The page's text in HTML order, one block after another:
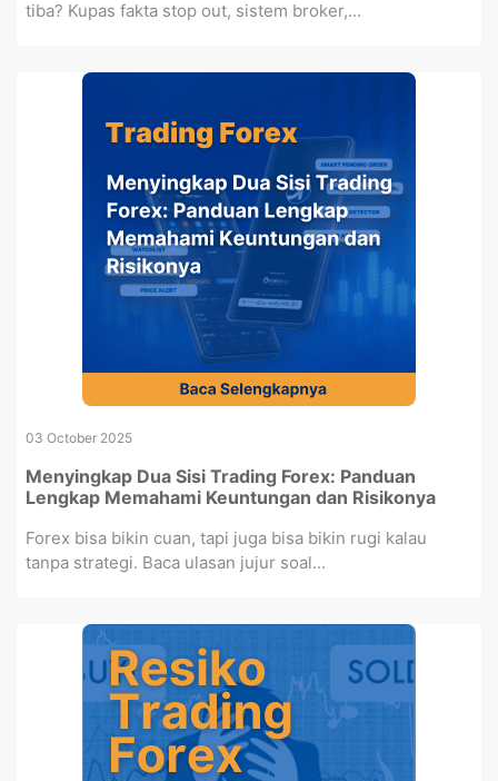
tiba? Kupas fakta stop out, sistem broker,...
03 October 2025
Menyingkap Dua Sisi Trading Forex: Panduan
Lengkap Memahami Keuntungan dan Risikonya
Forex bisa bikin cuan, tapi juga bisa bikin rugi kalau
tanpa strategi. Baca ulasan jujur soal...